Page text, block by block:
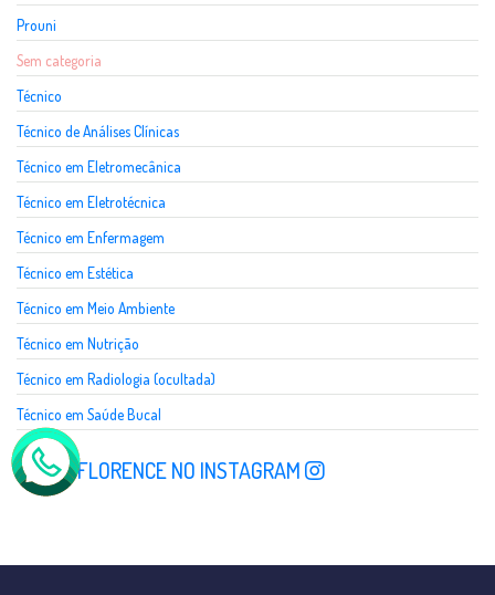
Prouni
Sem categoria
Técnico
Técnico de Análises Clínicas
Técnico em Eletromecânica
Técnico em Eletrotécnica
Técnico em Enfermagem
Técnico em Estética
Técnico em Meio Ambiente
Técnico em Nutrição
Técnico em Radiologia (ocultada)
Técnico em Saúde Bucal
SIGA A FLORENCE NO INSTAGRAM